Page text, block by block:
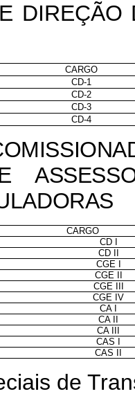
DIREÇÃO
CARGO
CD-1
CD-2
CD-3
CD-4
CARGO
CD I
CD II
CGE I
CGE II
CGE III
CGE IV
CA I
CA II
CA III
CAS I
CAS II
de